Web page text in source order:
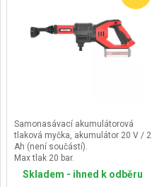
Samonasávací akumulátorová
tlaková myčka, akumulátor 20 V / 2
Ah (není součástí).
Max tlak 20 bar.
Akumulátor a nabíječka nejsou
součástí balení.
Skladem - ihned k odběru